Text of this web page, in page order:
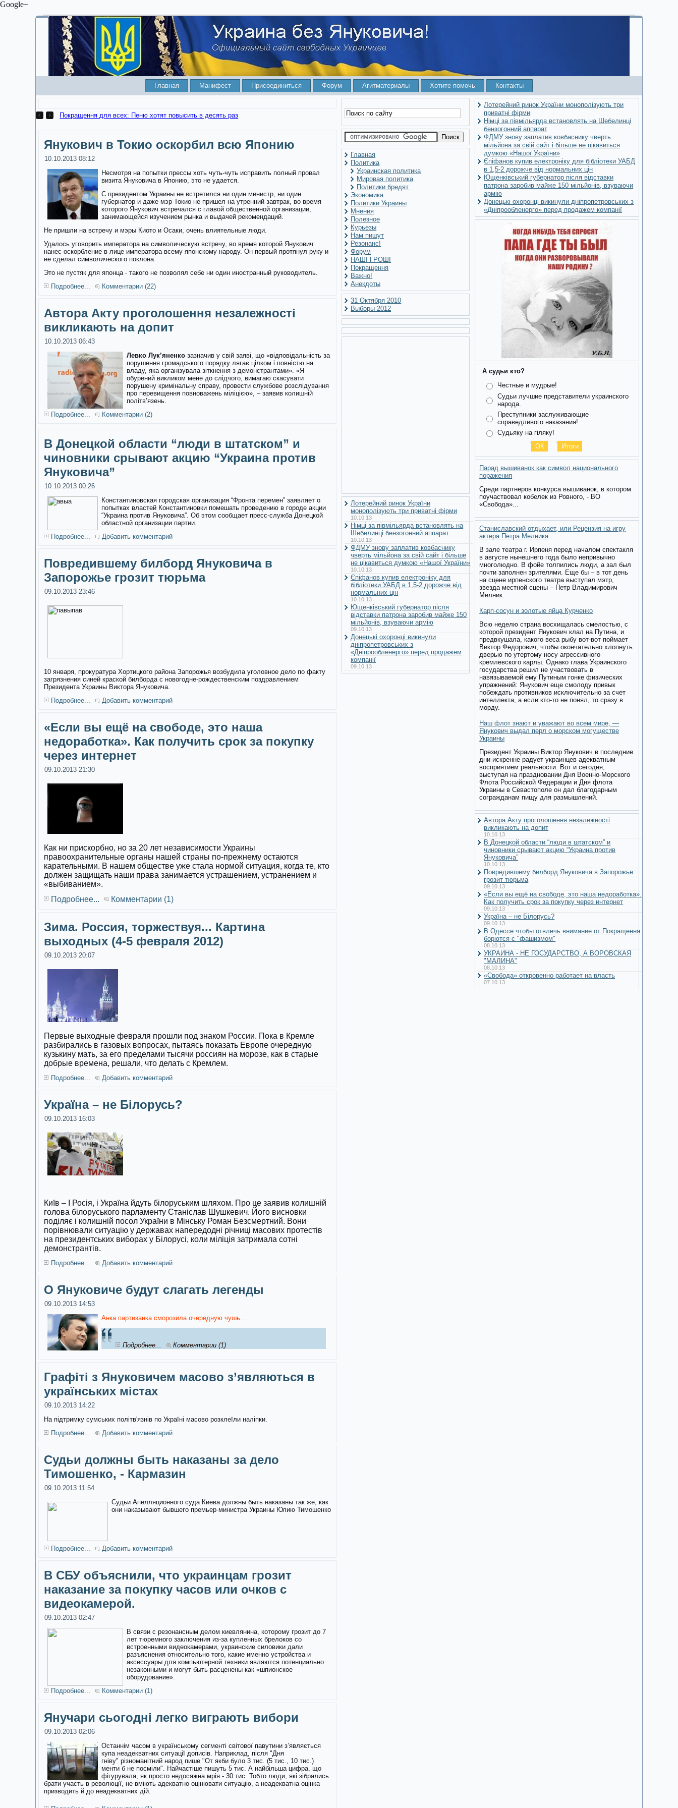
Google+
Главная Манифест Присоединиться Форум Агитматериалы Хотите помочь Контакты
Покращення для всех: Пеню хотят повысить в десять раз
Янукович в Токио оскорбил всю Японию
10.10.2013 08:12
Несмотря на попытки прессы хоть чуть-чуть исправить полный провал
визита Януковича в Японию, это не удается.
С президентом Украины не встретился ни один министр, ни один
губернатор и даже мэр Токио не пришел на утренний завтрак, во время
которого Янукович встречался с главой общественной организации,
занимающейся изучением рынка и выдачей рекомендаций.
Не пришли на встречу и мэры Киото и Осаки, очень влиятельные люди.
Удалось уговорить императора на символическую встречу, во время которой Янукович
нанес оскорбление в лице императора всему японскому народу. Он первый протянул руку и
не сделал символического поклона.
Это не пустяк для японца - такого не позволял себе ни один иностранный руководитель.
Подробнее...
Комментарии (22)
Автора Акту проголошення незалежності
викликають на допит
10.10.2013 06:43
Левко Лук’яненко зазначив у свій заяві, що «відповідальність за
порушення громадського порядку лягає цілком і повністю на
владу, яка організувала зіткнення з демонстрантами». «Я
обурений викликом мене до слідчого, вимагаю скасувати
порушену кримінальну справу, провести службове розслідування
про перевищення повноважень міліцією», – заявив колишній
політв’язень.
Подробнее...
Комментарии (2)
В Донецкой области “люди в штатском” и
чиновники срывают акцию “Украина против
Януковича”
10.10.2013 00:26
Константиновская городская организация “Фронта перемен” заявляет о
попытках властей Константиновки помешать проведению в городе акции
“Украина против Януковича”. Об этом сообщает пресс-служба Донецкой
областной организации партии.
Подробнее...
Добавить комментарий
Повредившему билборд Януковича в
Запорожье грозит тюрьма
09.10.2013 23:46
10 января, прокуратура Хортицкого района Запорожья возбудила уголовное дело по факту
загрязнения синей краской билборда с новогодне-рождественским поздравлением
Президента Украины Виктора Януковича.
Подробнее...
Добавить комментарий
«Если вы ещё на свободе, это наша
недоработка». Как получить срок за покупку
через интернет
09.10.2013 21:30
Как ни прискорбно, но за 20 лет независимости Украины
правоохранительные органы нашей страны по-прежнему остаются
карательными. В нашем обществе уже стала нормой ситуация, когда те, кто
должен защищать наши права занимается устрашением, устранением и
«выбиванием».
Подробнее...
Комментарии (1)
Зима. Россия, торжествуя... Картина
выходных (4-5 февраля 2012)
09.10.2013 20:07
Первые выходные февраля прошли под знаком России. Пока в Кремле
разбирались в газовых вопросах, пытаясь показать Европе очередную
кузькину мать, за его пределами тысячи россиян на морозе, как в старые
добрые времена, решали, что делать с Кремлем.
Подробнее... Добавить комментарий
Україна – не Білорусь?
09.10.2013 16:03
Київ – І Росія, і Україна йдуть білоруським шляхом. Про це заявив колишній
голова білоруського парламенту Станіслав Шушкевич. Його висновки
поділяє і колишній посол України в Мінську Роман Безсмертний. Вони
порівнювали ситуацію у державах напередодні річниці масових протестів
на президентських виборах у Білорусі, коли міліція затримала сотні
демонстрантів.
Подробнее... Добавить комментарий
О Януковиче будут слагать легенды
09.10.2013 14:53
Анка партизанка сморозила очередную чушь...
Подробнее... Комментарии (1)
Графіті з Януковичем масово з’являються в
українських містах
09.10.2013 14:22
На підтримку сумських політв'язнів по Україні масово розклеїли наліпки.
Подробнее...
Добавить комментарий
Судьи должны быть наказаны за дело
Тимошенко, - Кармазин
09.10.2013 11:54
Судьи Апелляционного суда Киева должны быть наказаны так же, как
они наказывают бывшего премьер-министра Украины Юлию Тимошенко
Подробнее... Добавить комментарий
В СБУ объяснили, что украинцам грозит
наказание за покупку часов или очков с
видеокамерой.
09.10.2013 02:47
В связи с резонансным делом киевлянина, которому грозит до 7
лет тюремного заключения из-за купленных брелоков со
встроенными видеокамерами, украинские силовики дали
разъяснения относительно того, какие именно устройства и
аксессуары для компьютерной техники являются потенциально
незаконными и могут быть расценены как «шпионское
оборудование».
Подробнее...
Комментарии (1)
Янучари сьогодні легко виграють вибори
09.10.2013 02:06
Останнім часом в українському сегменті світової павутини з’являється
купа неадекватних ситуації дописів. Наприклад, після "Дня
гніву"різноманітний народ пише "От якби було 3 тис. (5 тис., 10 тис.)
менти б не посміли". Найчастіше пишуть 5 тис. А найбільша цифра, що
фігурувала, як просто недосяжна мрія - 30 тис. Тобто люди, які зібрались
брати участь в революції, не вміють адекватно оцінювати ситуацію, а неадекватна оцінка
призводить й до неадекватних дій.
Главная
Политика
Украинская политика
Мировая политика
Политики бредят
Экономика
Политики Украины
Мнения
Полезное
Курьезы
Нам пишут
Резонанс!
Форум
НАШІ ГРОШІ
Покращення
Важно!
Анекдоты
31 Октября 2010
Выборы 2012
Лотерейний ринок України
монополізують три приватні фірми
10.10.13
Німці за півмільярда встановлять на
Шебелинці бензогонний аппарат
10.10.13
ФДМУ знову заплатив ковбаснику
чверть мільйона за свій сайт і більше
не цікавиться думкою «Нашої України»
10.10.13
Єпіфанов купив електроніку для
бібліотеки УАБД в 1,5-2 дорожче від
нормальних цін
10.10.13
Ющенківський губернатор після
відставки патрона заробив майже 150
мільйонів, взуваючи армію
09.10.13
Донецькі охоронці викинули
дніпропетровських з
«Дніпрообленерго» перед продажем
компанії
09.10.13
Лотерейний ринок України монополізують три
приватні фірми
Німці за півмільярда встановлять на Шебелинці
бензогонний аппарат
ФДМУ знову заплатив ковбаснику чверть
мільйона за свій сайт і більше не цікавиться
думкою «Нашої України»
Єпіфанов купив електроніку для бібліотеки УАБД
в 1,5-2 дорожче від нормальних цін
Ющенківський губернатор після відставки
патрона заробив майже 150 мільйонів, взуваючи
армію
Донецькі охоронці викинули дніпропетровських з
«Дніпрообленерго» перед продажем компанії
А судьи кто?
Честные и мудрые!
Судьи лучшие представители украинского
народа.
Преступники заслуживающие
справедливого наказания!
Судьяку на гіляку!
Парад вышиванок как символ национального
поражения
Среди партнеров конкурса вышиванок, в котором
поучаствовал кобелек из Ровного, - ВО
«Свобода»...
Станиславский отдыхает, или Рецензия на игру
актера Петра Мелника
В зале театра г. Ирпеня перед началом спектакля
в августе нынешнего года было непривычно
многолюдно. В фойе толпились люди, а зал был
почти заполнен зрителями. Еще бы – в тот день
на сцене ирпенского театра выступал мэтр,
звезда местной сцены – Петр Владимирович
Мелник.
Карп-сосун и золотые яйца Курченко
Всю неделю страна восхищалась смелостью, с
которой президент Янукович клал на Путина, и
предвкушала, какого веса рыбу вот-вот поймает
Виктор Федорович, чтобы окончательно хлопнуть
дверью по утертому носу агрессивного
кремлевского карлы. Однако глава Украинского
государства решил не участвовать в
навязываемой ему Путиным гонке физических
упражнений: Янукович еще смолоду привык
побеждать противников исключительно за счет
интеллекта, а если кто-то не понял, то сразу в
морду.
Наш флот знают и уважают во всем мире, —
Янукович выдал перл о морском могуществе
Украины
Президент Украины Виктор Янукович в последние
дни искренне радует украинцев адекватным
восприятием реальности. Вот и сегодня,
выступая на праздновании Дня Военно-Морского
Флота Российской Федерации и Дня флота
Украины в Севастополе он дал благодарным
согражданам пищу для размышлений.
Автора Акту проголошення незалежності
викликають на допит
10.10.13
В Донецкой области “люди в штатском” и
чиновники срывают акцию “Украина против
Януковича”
10.10.13
Повредившему билборд Януковича в Запорожье
грозит тюрьма
09.10.13
«Если вы ещё на свободе, это наша недоработка».
Как получить срок за покупку через интернет
09.10.13
Україна – не Білорусь?
09.10.13
В Одессе чтобы отвлечь внимание от Покращення
борются с "фашизмом"
08.10.13
УКРАИНА - НЕ ГОСУДАРСТВО, А ВОРОВСКАЯ
"МАЛИНА"
08.10.13
«Свобода» откровенно работает на власть
07.10.13